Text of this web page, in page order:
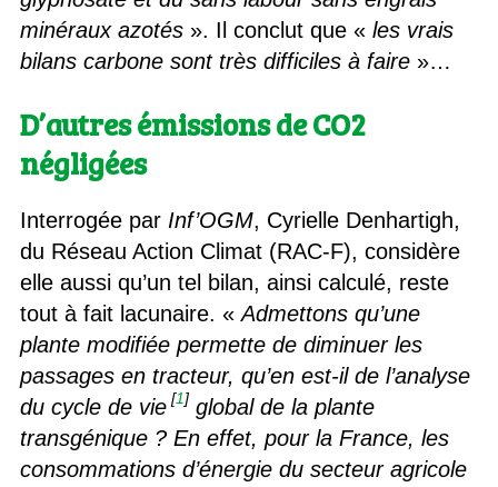
minéraux azotés». Il conclut que « les vrais
bilans carbone sont très difficiles à faire»…
D’autres émissions de CO2
négligées
Interrogée par Inf’OGM, Cyrielle Denhartigh,
du Réseau Action Climat (RAC-F), considère
elle aussi qu’un tel bilan, ainsi calculé, reste
tout à fait lacunaire. «Admettons qu’une
plante modifiée permette de diminuer les
passages en tracteur, qu’en est-il de l’analyse
du cycle de vie [1] global de la plante
transgénique ? En effet, pour la France, les
consommations d’énergie du secteur agricole